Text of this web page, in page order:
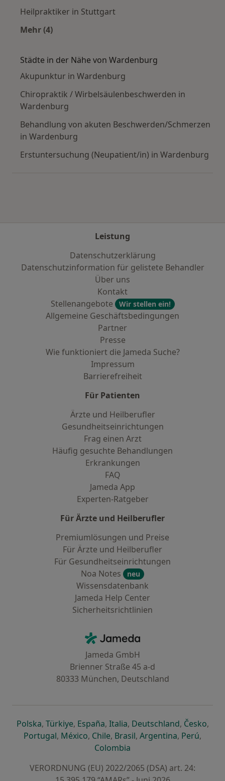
Heilpraktiker in Stuttgart
Mehr (4)
Städte in der Nähe von Wardenburg
Akupunktur in Wardenburg
Chiropraktik / Wirbelsäulenbeschwerden in
Wardenburg
Behandlung von akuten Beschwerden/Schmerzen
in Wardenburg
Erstuntersuchung (Neupatient/in) in Wardenburg
Leistung
Datenschutzerklärung
Datenschutzinformation für gelistete Behandler
Über uns
Kontakt
Stellenangebote
Wir stellen ein!
Allgemeine Geschäftsbedingungen
Partner
Presse
Wie funktioniert die Jameda Suche?
Impressum
Barrierefreiheit
Für Patienten
Ärzte und Heilberufler
Gesundheitseinrichtungen
Frag einen Arzt
Häufig gesuchte Behandlungen
Erkrankungen
FAQ
Jameda App
Experten-Ratgeber
Für Ärzte und Heilberufler
Premiumlösungen und Preise
Für Ärzte und Heilberufler
Für Gesundheitseinrichtungen
Noa Notes
neu
Wissensdatenbank
Jameda Help Center
Sicherheitsrichtlinien
Jameda - Startseite
Jameda GmbH
Brienner Straße 45 a-d
80333 München, Deutschland
Polskaöffnet in einer neuen Registerkarte
, Türkiyeöffnet in einer neuen Registerkarte
, Españaöffnet in einer neuen
, Italiaöffnet in einer neuen
, Deutschlandöffnet in
, Česko,
Portugalöffnet in einer neuen Registerkarte
, Méxicoöffnet in einer neuen Registerkarte
, Chileöffnet in einer neuen
, Brasilöffnet in einer neuen
, Argentinaöffnet in
, Perúöffnet
,
Colombia
VERORDNUNG (EU) 2022/2065 (DSA) art. 24: